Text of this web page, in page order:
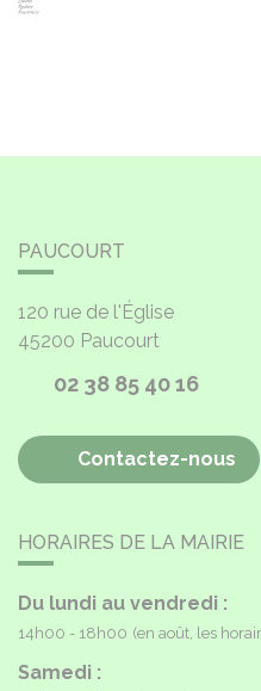
PAUCOURT
120 rue de l'Église
45200 Paucourt
02 38 85 40 16
Contactez-nous
HORAIRES DE LA MAIRIE
Du lundi au vendredi :
14h00 - 18h00 (en août, les
Samedi :